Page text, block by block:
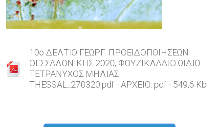
10o ΔΕΛΤΙΟ ΓΕΩΡΓ. ΠΡΟΕΙΔΟΠΟΙΗΣΕΩΝ
ΘΕΣΣΑΛΟΝΙΚΗΣ 2020, ΦΟΥΖΙΚΛΑΔΙΟ ΩΙΔΙΟ
ΤΕΤΡΑΝΥΧΟΣ ΜΗΛΙΑΣ
THESSAL_270320.pdf - ΑΡΧΕΙΟ: pdf - 549,6 Kb